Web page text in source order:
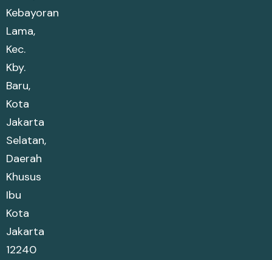
Kebayoran
Lama,
Kec.
Kby.
Baru,
Kota
Jakarta
Selatan,
Daerah
Khusus
Ibu
Kota
Jakarta
12240